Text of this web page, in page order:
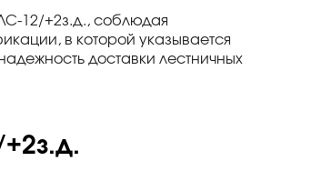
12/+2з.д., соблюдая
в которой указывается
доставки лестничных